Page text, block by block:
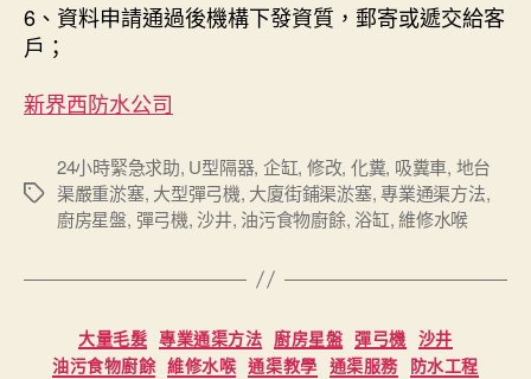
6、資料申請通過後機構下發資質，郵寄或遞交給客
戶；
新界西防水公司
Tags
24小時緊急求助, U型隔器, 企缸, 修改, 化糞, 吸糞車, 地台
渠嚴重淤塞, 大型彈弓機, 大廈街鋪渠淤塞,專業通渠方法,
廚房星盤, 彈弓機,沙井, 油污食物廚餘, 浴缸,維修水喉
Categories
大量毛髮 專業通渠方法 廚房星盤 彈弓機 沙井
油污食物廚餘 維修水喉 通渠教學 通渠服務 防水工程